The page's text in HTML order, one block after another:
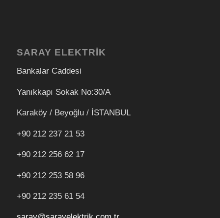
SARAY ELEKTRİK
Bankalar Caddesi
Yanıkkapı Sokak No:30/A
Karaköy / Beyoğlu / İSTANBUL
+90 212 237 21 53
+90 212 256 62 17
+90 212 253 58 96
+90 212 235 61 54